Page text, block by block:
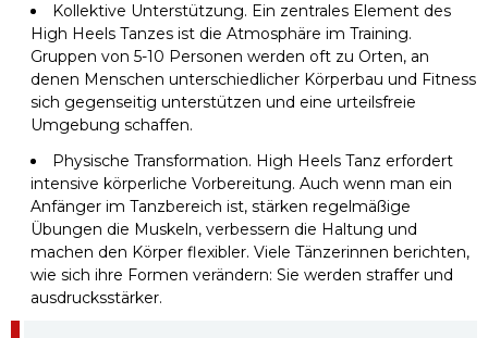
Kollektive Unterstützung. Ein zentrales Element des
High Heels Tanzes ist die Atmosphäre im Training.
Gruppen von 5-10 Personen werden oft zu Orten, an
denen Menschen unterschiedlicher Körperbau und Fitness
sich gegenseitig unterstützen und eine urteilsfreie
Umgebung schaffen.
Physische Transformation. High Heels Tanz erfordert
intensive körperliche Vorbereitung. Auch wenn man ein
Anfänger im Tanzbereich ist, stärken regelmäßige
Übungen die Muskeln, verbessern die Haltung und
machen den Körper flexibler. Viele Tänzerinnen berichten,
wie sich ihre Formen verändern: Sie werden straffer und
ausdrucksstärker.